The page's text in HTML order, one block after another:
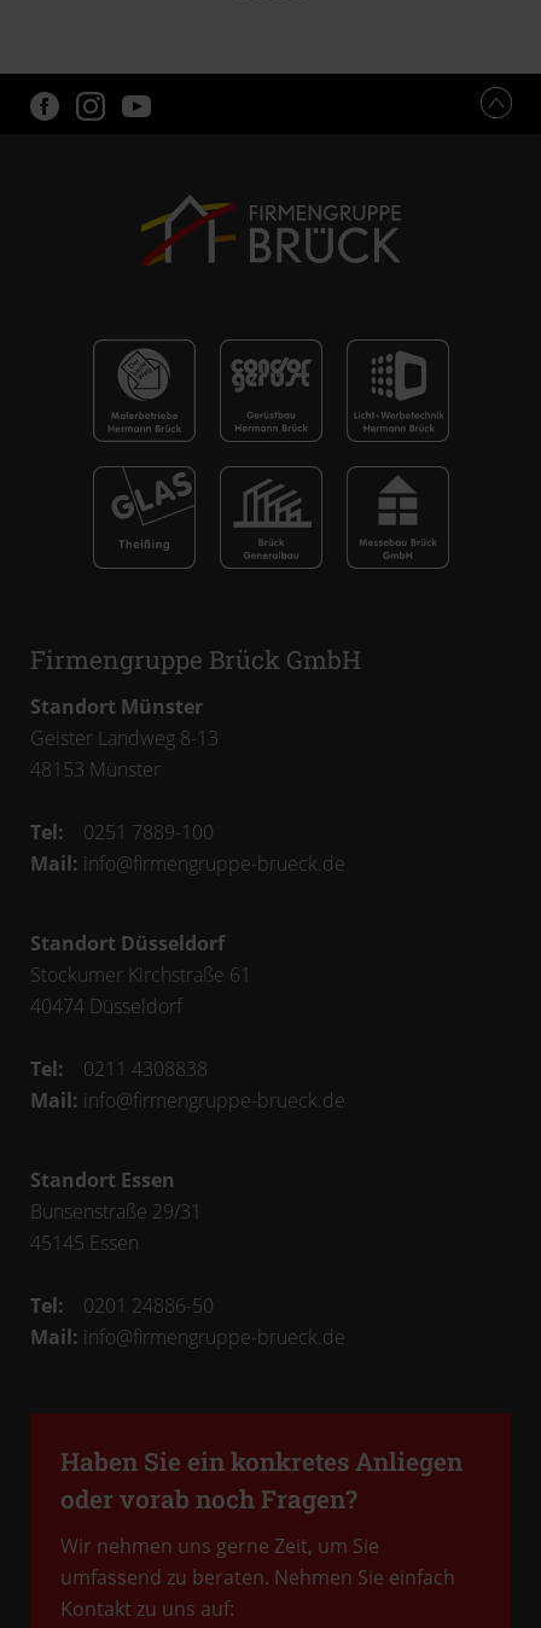
Firmengruppe Brück GmbH
Standort Münster
Geister Landweg 8-13
48153 Münster
Tel:
0251 7889-100
Mail: info@firmengruppe-brueck.de
Standort Düsseldorf
Stockumer Kirchstraße 61
40474 Düsseldorf
Tel:
0211 4308838
Mail: info@firmengruppe-brueck.de
Standort Essen
Bunsenstraße 29/31
45145 Essen
Tel:
0201 24886-50
Mail: info@firmengruppe-brueck.de
Haben Sie ein konkretes Anliegen
oder vorab noch Fragen?
Wir nehmen uns gerne Zeit, um Sie
umfassend zu beraten. Nehmen Sie einfach
Kontakt zu uns auf: